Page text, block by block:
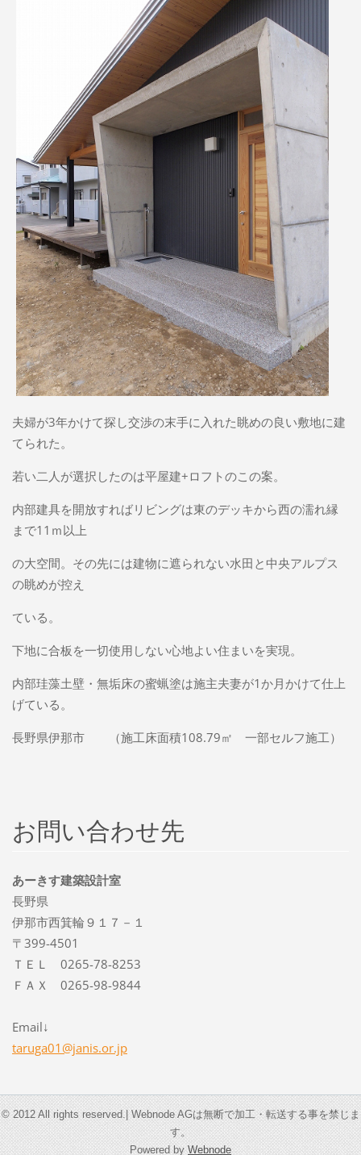
夫婦が3年かけて探し交渉の末手に入れた眺めの良い敷地に建
てられた。
若い二人が選択したのは平屋建+ロフトのこの案。
内部建具を開放すればリビングは東のデッキから西の濡れ縁
まで11ｍ以上
の大空間。その先には建物に遮られない水田と中央アルプス
の眺めが控え
ている。
下地に合板を一切使用しない心地よい住まいを実現。
内部珪藻土壁・無垢床の蜜蝋塗は施主夫妻が1か月かけて仕上
げている。
長野県伊那市 （施工床面積108.79㎡ 一部セルフ施工）
お問い合わせ先
あーきす建築設計室
長野県
伊那市西箕輪９１７－１
〒399-4501
ＴＥＬ 0265-78-8253
ＦＡＸ 0265-98-9844
Email↓
taruga01@janis.or.jp
© 2012 All rights reserved.| Webnode AGは無断で加工・転送する事を禁じま
す。
Powered byWebnode